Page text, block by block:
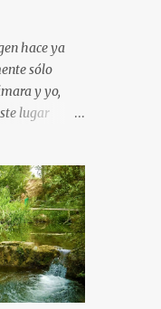
hace ya
sólo
y yo,
lugar
tener más
de esta
ya que la
todo lo que